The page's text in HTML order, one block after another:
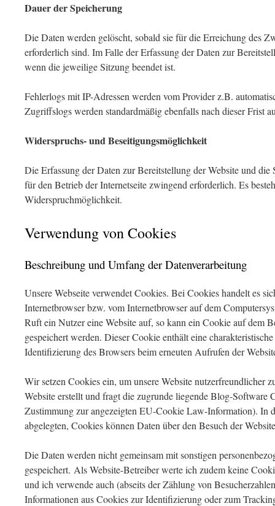
Dauer der Speicherung
Die Daten werden gelöscht, sobald sie für die Erreichung des
erforderlich sind. Im Falle der Erfassung der Daten zur
wenn die jeweilige Sitzung beendet ist.
Fehlerlogs mit IP-Adressen werden vom Provider z.B.
Zugriffslogs werden standardmäßig ebenfalls nach dieser Frist
Widerspruchs- und Beseitigungsmöglichkeit
Die Erfassung der Daten zur Bereitstellung der Website und
für den Betrieb der Internetseite zwingend erforderlich. Es
Widerspruchmöglichkeit.
Verwendung von Cookies
Beschreibung und Umfang der Datenverarbeitung
Unsere Webseite verwendet Cookies. Bei Cookies handelt es
Internetbrowser bzw. vom Internetbrowser auf dem
Ruft ein Nutzer eine Website auf, so kann ein Cookie auf dem
gespeichert werden. Dieser Cookie enthält eine
Identifizierung des Browsers beim erneuten Aufrufen der
Wir setzen Cookies ein, um unsere Website nutzerfreundlicher
Website erstellt und fragt die zugrunde liegende Blog-Software
Zustimmung zur angezeigten EU-Cookie Law-Information). In
abgelegten, Cookies können Daten über den Besuch der
Die Daten werden nicht gemeinsam mit sonstigen
gespeichert. Als Website-Betreiber werte ich zudem keine
und ich verwende auch (abseits der Zählung von
Informationen aus Cookies zur Identifizierung oder zum